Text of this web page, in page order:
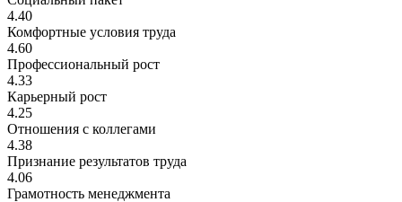
4.40
Комфортные условия труда
4.60
Профессиональный рост
4.33
Карьерный рост
4.25
Отношения с коллегами
4.38
Признание результатов труда
4.06
Грамотность менеджмента